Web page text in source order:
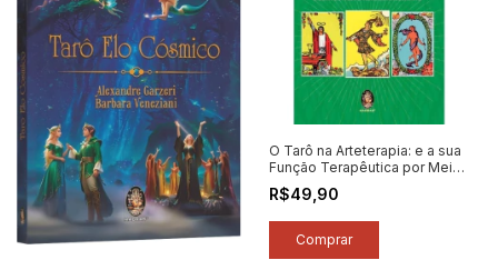
O Tarô na Arteterapia: e a sua
Função Terapêutica por Meio
de Mitos e Contos para o
Autoconhecimento - Autor:
[novo]
R$49,90